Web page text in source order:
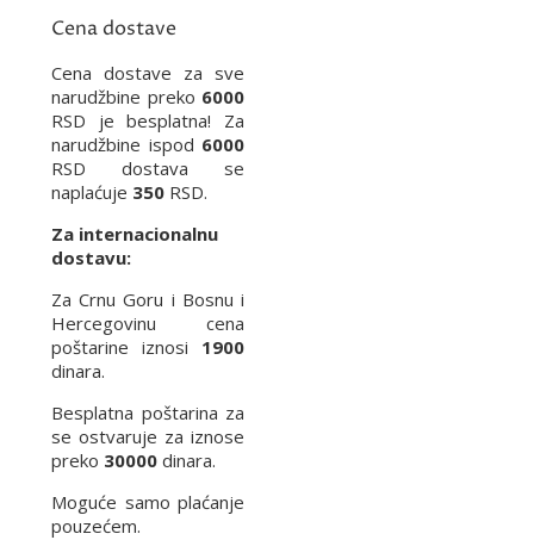
Cena dostave
Cena dostave za sve
narudžbine preko 6000
RSD je besplatna! Za
narudžbine ispod 6000
RSD dostava se
naplaćuje 350 RSD.
Za internacionalnu
dostavu:
Za Crnu Goru i Bosnu i
Hercegovinu cena
poštarine iznosi 1900
dinara.
Besplatna poštarina za
se ostvaruje za iznose
preko 30000 dinara.
Moguće samo plaćanje
pouzećem.